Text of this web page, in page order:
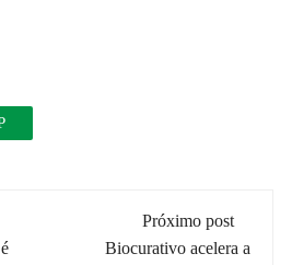
Próximo post
Biocurativo acelera a